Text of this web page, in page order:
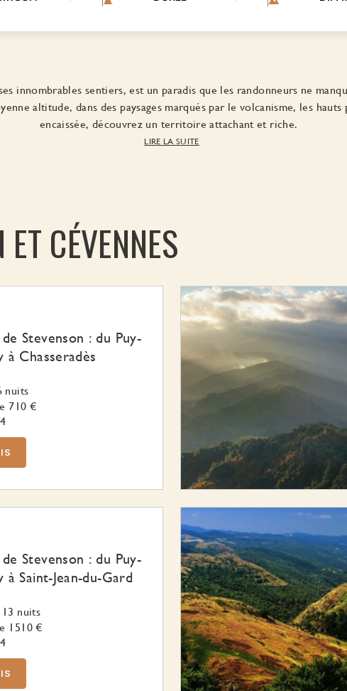
innombrables sentiers, est un paradis que les randonneurs ne
altitude, dans des paysages marqués par le volcanisme, les
encaissée, découvrez un territoire attachant et riche.
LIRE LA SUITE
CÉVENNES
Stevenson : du Puy-
à Chasseradès
nuits
710 €
Stevenson : du Puy-
à Saint-Jean-du-Gard
13 nuits
1510 €